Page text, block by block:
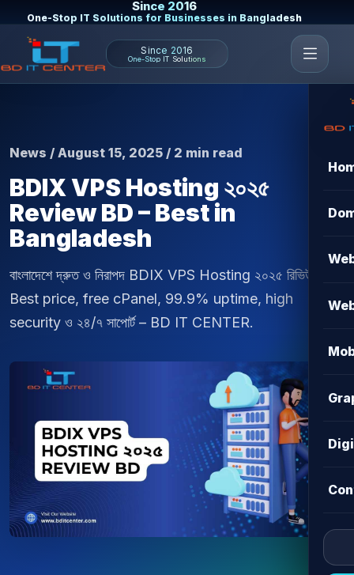
Since 2016
One-Stop IT Solutions for Businesses in Bangladesh
Since 2016
One-Stop IT Solutions
News / August 15, 2025 / 2 min read
BDIX VPS Hosting ২০২৫
Review BD – Best in
Bangladesh
বাংলাদেশে দ্রুত ও নিরাপদ BDIX VPS Hosting ২০২৫ রিভিউ।
Best price, free cPanel, 99.9% uptime, high
security ও ২৪/৭ সাপোর্ট – BD IT CENTER.